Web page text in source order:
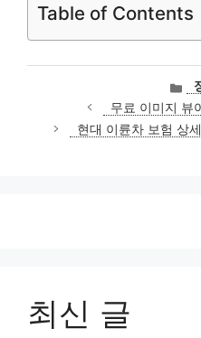
Table of Contents
카
테
고
리
무료 이미지 뷰
현대 이륜차 보험 상
최신 글